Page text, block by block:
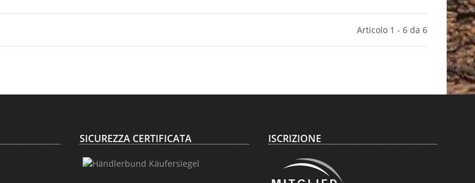
Articolo 1 - 6 da 6
SICUREZZA CERTIFICATA ISCRIZIONE